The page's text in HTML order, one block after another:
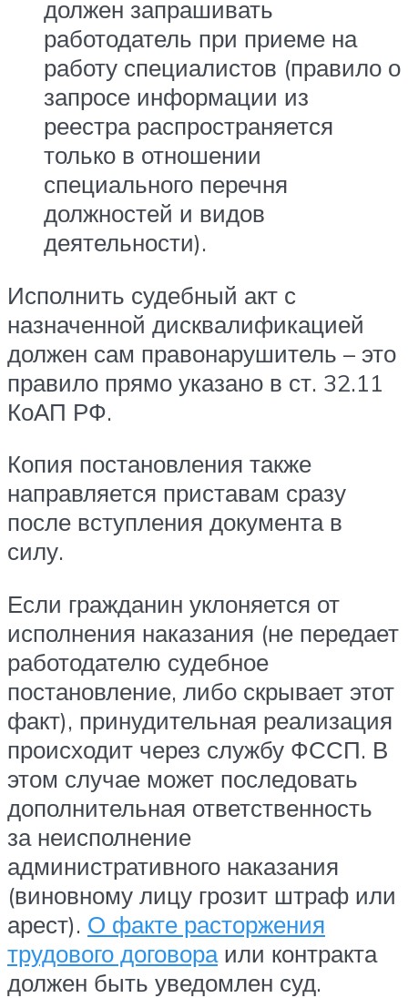
должен запрашивать
работодатель при приеме на
работу специалистов (правило о
запросе информации из
реестра распространяется
только в отношении
специального перечня
должностей и видов
деятельности).
Исполнить судебный акт с
назначенной дисквалификацией
должен сам правонарушитель – это
правило прямо указано в ст. 32.11
КоАП РФ.
Копия постановления также
направляется приставам сразу
после вступления документа в
силу.
Если гражданин уклоняется от
исполнения наказания (не передает
работодателю судебное
постановление, либо скрывает этот
факт), принудительная реализация
происходит через службу ФССП. В
этом случае может последовать
дополнительная ответственность
за неисполнение
административного наказания
(виновному лицу грозит штраф или
арест). О факте расторжения
трудового договораили контракта
должен быть уведомлен суд.